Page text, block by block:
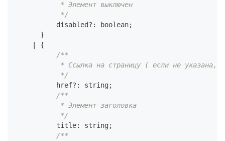
           * Элемент выключен
           */
          disabled
? : boolean;
}
{
/**
* Ссылка на страницу ( если не указана,
           */
          href
? : string;
/**
           * Элемент заголовка
           */
          title
: string;
/**